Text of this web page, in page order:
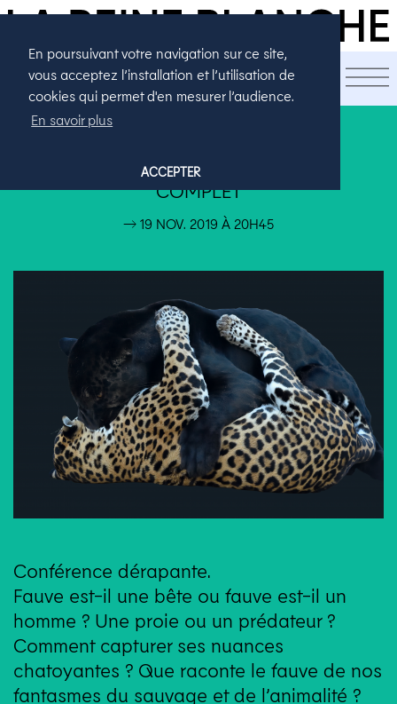
LA SAISON
En poursuivant votre navigation sur ce site,
vous acceptez l’installation et l’utilisation de
cookies qui permet d'en mesurer l’audience.
En savoir plus
ACCEPTER
CONFÉRENCES DÉRAPANTES
FAUVE
COMPLET
→ 19 NOV. 2019 À 20H45
Conférence dérapante.
Fauve est-il une bête ou fauve est-il un
homme ? Une proie ou un prédateur ?
Comment capturer ses nuances
chatoyantes ? Que raconte le fauve de nos
fantasmes du sauvage et de l’animalité ?